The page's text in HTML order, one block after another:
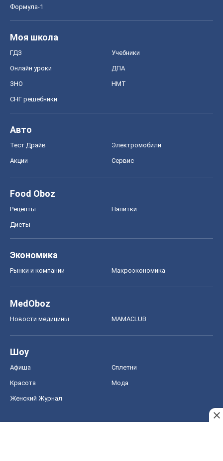
Формула-1
Моя школа
ГДЗ Учебники
Онлайн уроки ДПА
ЗНО НМТ
СНГ решебники
Авто
Тест Драйв Электромобили
Акции Сервис
Food Oboz
Рецепты Напитки
Диеты
Экономика
Рынки и компании Mакроэкономика
MedOboz
Новости медицины MAMACLUB
Шоу
Афиша Сплетни
Красота Мода
Женский Журнал